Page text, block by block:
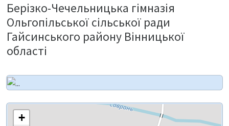
Берізко-Чечельницька гімназія
Ольгопільської сільської ради
Гайсинського району Вінницької
області
+